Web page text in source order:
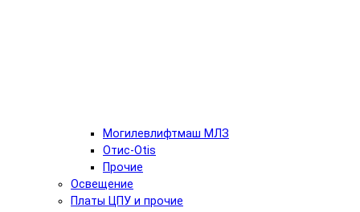
Могилевлифтмаш МЛЗ
Отис-Otis
Прочие
Освещение
Платы ЦПУ и прочие